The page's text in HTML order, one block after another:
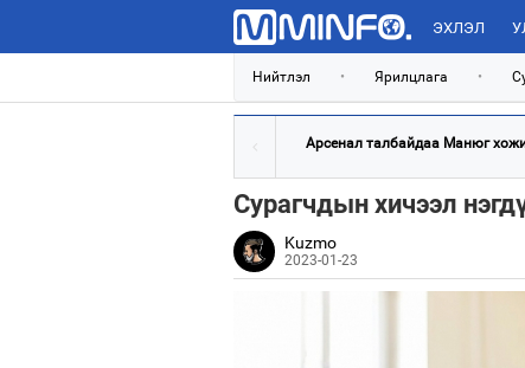
ЭХЛЭЛ
Нийтлэл • Ярилцлага •
Арсенал талбайдаа Манюг
Сурагчдын хичээл
Kuzmo
2023-01-23